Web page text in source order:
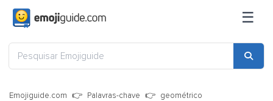
☰
Emojiguide.com Palavras-chave geométrico